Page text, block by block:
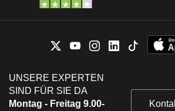
UNSERE EXPERTEN
SIND FÜR SIE DA
Montag - Freitag 9.00-